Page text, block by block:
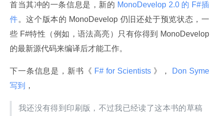
首当其冲的一条信息是，新的 MonoDevelop 2.0 的 F#插
件。这个版本的 MonoDevelop 仍旧还处于预览状态，一
些 F#特性（例如，语法高亮）只有你得到 MonoDevelop
的最新源代码来编译后才能工作。
下一条信息是，新书《 F# for Scientists 》，
Don Syme
写到
，
我还没有得到印刷版，不过我已经读了这本书的草稿